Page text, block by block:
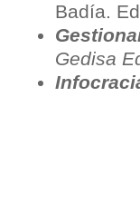
Badía.
Gedisa